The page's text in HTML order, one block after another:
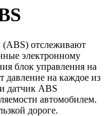
(ABS) отслеживают
электронному
блок управления на
давление на каждое из
датчик ABS
автомобилем.
дороге.